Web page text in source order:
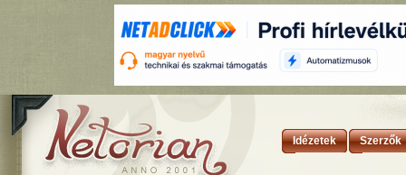
Idézetek Szerzők